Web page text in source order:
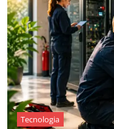
Tecnologia